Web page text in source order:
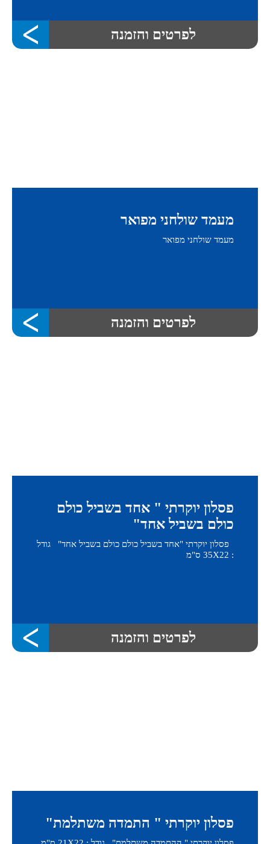
לפרטים והזמנה
מעמד שולחני מפואר
מעמד שולחני מפואר
לפרטים והזמנה
פסלון יוקרתי " אחד בשביל כולם
כולם בשביל אחד"
פסלון יוקרתי "אחד בשביל כולם כולם בשביל אחד" גודל
: 35X22 ס"מ
לפרטים והזמנה
פסלון יוקרתי " התמדה משתלמת"